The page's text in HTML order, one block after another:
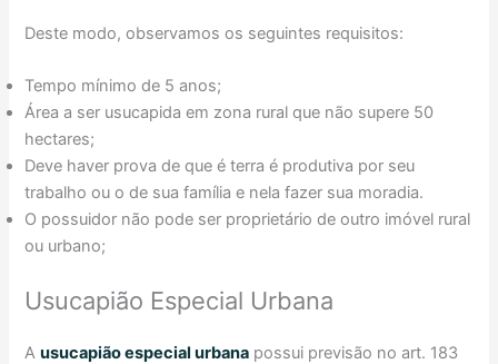
Deste modo, observamos os seguintes requisitos:
Tempo mínimo de 5 anos;
Área a ser usucapida em zona rural que não supere 50
hectares;
Deve haver prova de que é terra é produtiva por seu
trabalho ou o de sua família e nela fazer sua moradia.
O possuidor não pode ser proprietário de outro imóvel rural
ou urbano;
Usucapião Especial Urbana
Ausucapião especial urbana possui previsão no art. 183